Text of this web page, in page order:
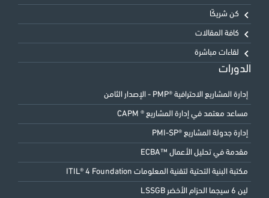
كن شريكًا
كافة المقالات
لقاءات مباشرة
الدورات
إدارة المشاريع الاحترافية ®PMP - الإصدار الثامن
مساعد معتمد في إدارة المشاريع ® CAPM
إدارة جدولة المشاريع ®PMI-SP
مقدمة في تحليل الأعمال ™ECBA
مكتبة البنية التحتية لتقنية المعلومات ITIL® 4 Foundation
لين 6 سيجما الحزام الأخضر LSSGB